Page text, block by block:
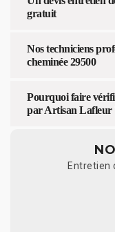
gratuit
Nos techniciens
cheminée 29500
Pourquoi faire
par Artisan Lafleur
Entretien